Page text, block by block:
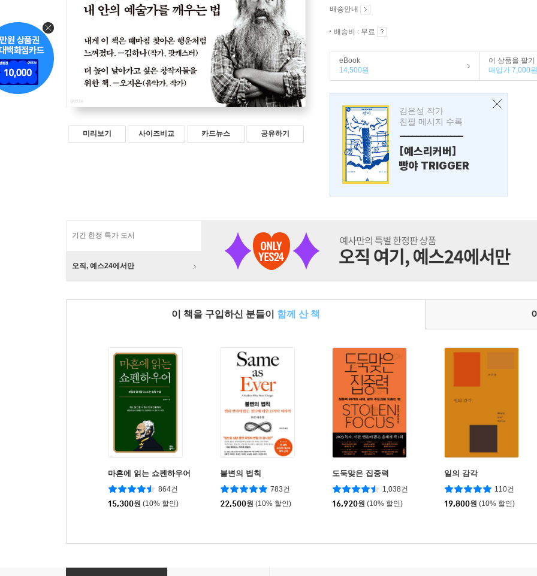
미리보기 사이즈비교 카드뉴스 공유하기
배송안내
배송비 : 무료
eBook
14,500원
이 상품을 팔기
매입가 7,000원
김은성 작가
친필 메시지 수록
---------------
[예스리커버]
빵야 TRIGGER
기간 한정 특가 도서
오직, 예스24에서만
이 책을 구입하신 분들이 함께 산 책
마흔에 읽는 쇼펜하우어
864건
15,300원 (10% 할인)
불변의 법칙
783건
22,500원 (10% 할인)
도둑맞은 집중력
1,038건
16,920원 (10% 할인)
일의 감각
110건
19,800원 (10% 할인)